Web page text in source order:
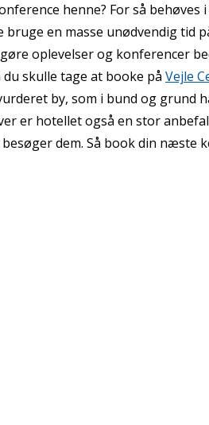
henne? For så behøves
en masse unødvendig tid
oplevelser og konferencer
skulle tage at booke på Vejle
by, som i bund og
er hotellet også en stor
dem. Så book din næste